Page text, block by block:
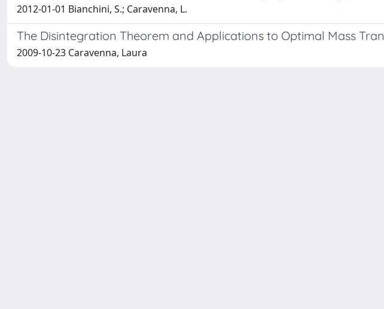
2012-01-01 Bianchini, S.; Caravenna, L.
The Disintegration Theorem and Applications to Optimal Mass
2009-10-23 Caravenna, Laura